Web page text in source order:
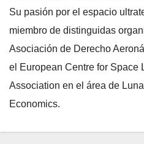
Su pasión por el espacio
miembro de distinguidas
Asociación de Derecho
el European Centre for Space
Association en el área de
Economics.